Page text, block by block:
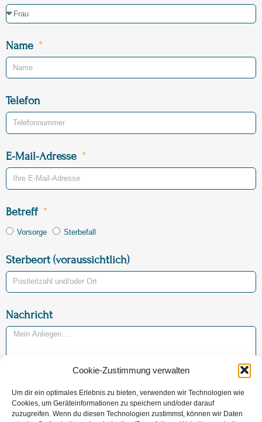
Cookie-Zustimmung verwalten
Um dir ein optimales Erlebnis zu bieten, verwenden wir Technologien wie
Cookies, um Geräteinformationen zu speichern und/oder darauf
zuzugreifen. Wenn du diesen Technologien zustimmst, können wir Daten
Name
Telefon
E-Mail-Adresse
Betreff
Vorsorge Sterbefall
Sterbeort (voraussichtlich)
Nachricht
Jetzt Nachricht versenden